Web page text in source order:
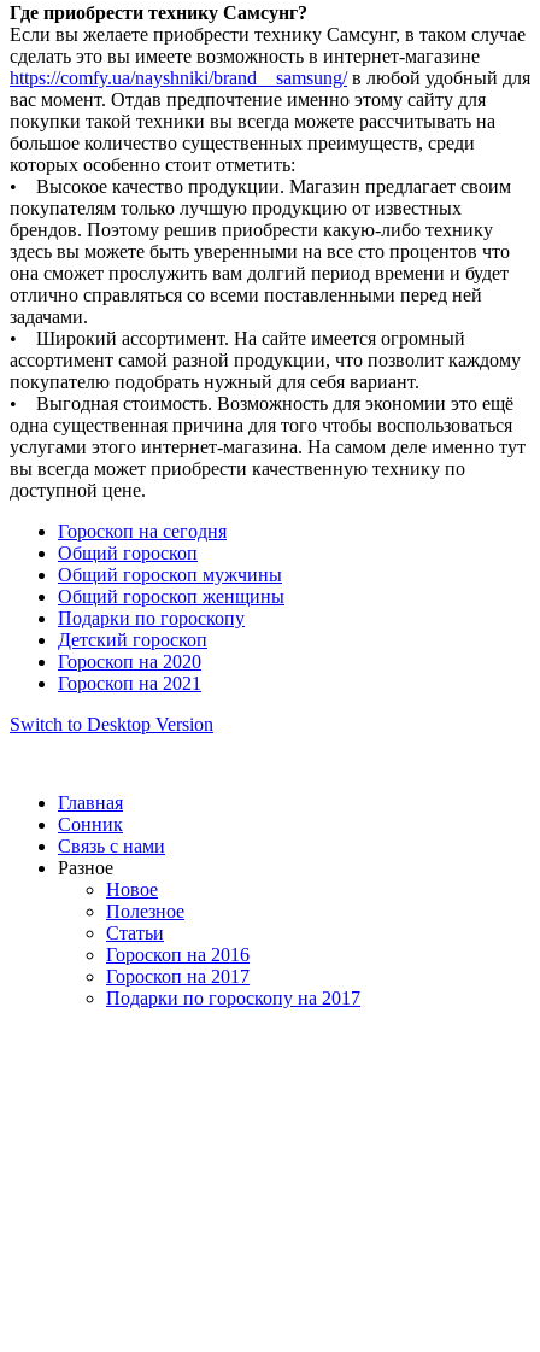
Где приобрести технику Самсунг?
Если вы желаете приобрести технику Самсунг, в таком случае
сделать это вы имеете возможность в интернет-магазине
https://comfy.ua/nayshniki/brand__samsung/в любой удобный для
вас момент. Отдав предпочтение именно этому сайту для
покупки такой техники вы всегда можете рассчитывать на
большое количество существенных преимуществ, среди
которых особенно стоит отметить:
• Высокое качество продукции. Магазин предлагает своим
покупателям только лучшую продукцию от известных
брендов. Поэтому решив приобрести какую-либо технику
здесь вы можете быть уверенными на все сто процентов что
она сможет прослужить вам долгий период времени и будет
отлично справляться со всеми поставленными перед ней
задачами.
• Широкий ассортимент. На сайте имеется огромный
ассортимент самой разной продукции, что позволит каждому
покупателю подобрать нужный для себя вариант.
• Выгодная стоимость. Возможность для экономии это ещё
одна существенная причина для того чтобы воспользоваться
услугами этого интернет-магазина. На самом деле именно тут
вы всегда может приобрести качественную технику по
доступной цене.
Гороскоп на сегодня
Общий гороскоп
Общий гороскоп мужчины
Общий гороскоп женщины
Подарки по гороскопу
Детский гороскоп
Гороскоп на 2020
Гороскоп на 2021
Switch to Desktop Version
Главная
Сонник
Связь с нами
Разное
Новое
Полезное
Статьи
Гороскоп на 2016
Гороскоп на 2017
Подарки по гороскопу на 2017